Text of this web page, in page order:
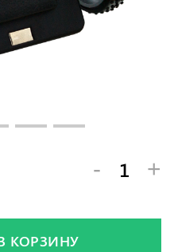
- +
КОРЗИНУ